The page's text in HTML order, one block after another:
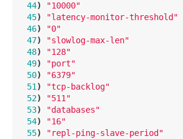
44)
"10000"
45)
"latency-monitor-threshold"
46)
"0"
47)
"slowlog-max-len"
48)
"128"
49)
"port"
50)
"6379"
51 )
"tcp-backlog"
52)
"511"
53)
"databases"
54)
"16"
55)
"repl-ping-slave-period"